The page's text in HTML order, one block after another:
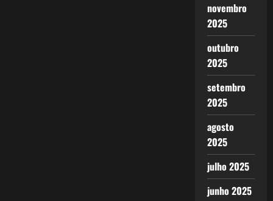
novembro
2025
outubro
2025
setembro
2025
agosto
2025
julho 2025
junho 2025